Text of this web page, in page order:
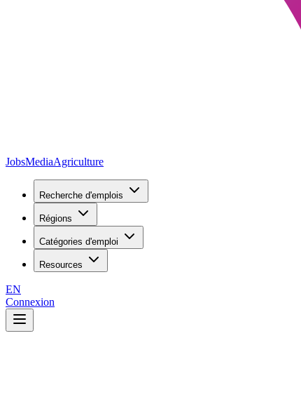
JobsMediaAgriculture
Recherche d'emplois
Régions
Catégories d'emploi
Resources
EN
Connexion